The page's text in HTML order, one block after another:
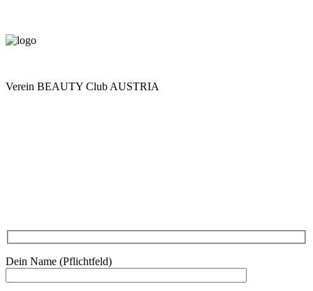
Verein BEAUTY Club AUSTRIA
Dein Name (Pflichtfeld)